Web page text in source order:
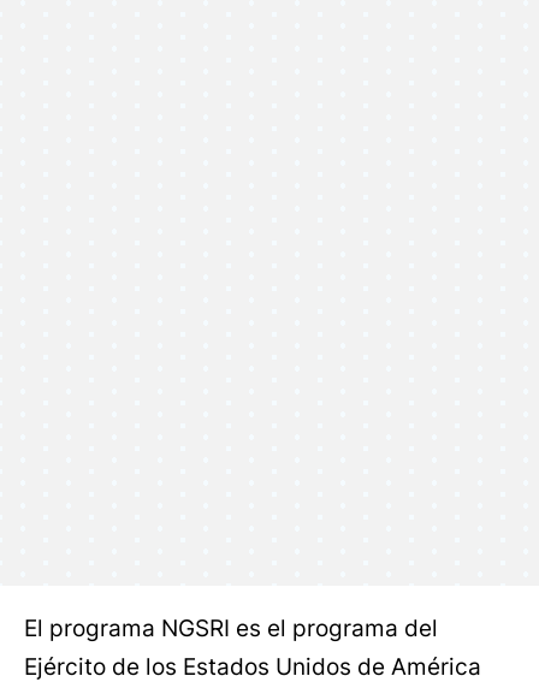
El programa NGSRI es el programa del
Ejército de los Estados Unidos de América